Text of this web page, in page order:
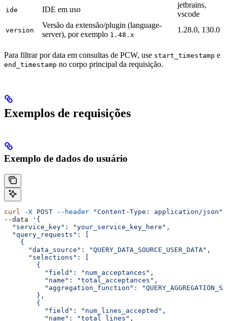
ide IDE em uso
jetbrains,
vscode
version
Versão da extensão/plugin (language-
server), por exemplo 1.48.x
1.28.0, 130.0
Para filtrar por data em consultas de PCW, use start_timestamp e
end_timestamp no corpo principal da requisição.
Exemplos de requisições
Exemplo de dados do usuário
curl -X POST --header "Content-Type: application/json"
--data
'{
  "service_key": "your_service_key_here",
  "query_requests": [
    {
      "data_source": "QUERY_DATA_SOURCE_USER_DATA",
      "selections": [
        {
          "field": "num_acceptances",
          "name": "total_acceptances",
"aggregation_function":
        },
        {
          "field": "num_lines_accepted",
          "name": "total_lines",